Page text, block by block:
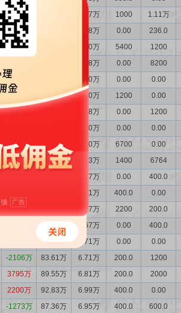
-713.6万 5.57万 1000 1.11万
-1330万 6.58万 0.00 236.0
-1784万 6.60万 5400 1200
6.18万 0.00 8200
-182.9万 7.00万 0.00 0.00
-1193万 64.57万 7.00万 1200 0.00
-248.3万 6.88万 0.00 1200
7.00万 0.00 0.00
-31.99万 68.64万 7.00万 6700 0.00
598.6万 68.40万 6.33万 1400 6764
6.87万 0.00 400.0
6.91万 400.0 0.00
-488.8万 6.87万 2200 200.0
75.24万 6.67万 0.00 400.0
82.53万 6.71万 0.00 0.00
-2106万 83.61万 6.71万 200.0 1200
3795万 89.55万 6.81万 200.0 2000
2200万 92.83万 6.99万 400.0 0.00
-1273万 87.36万 6.95万 400.0 600.0